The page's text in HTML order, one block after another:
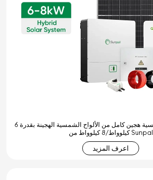
مورد نظام طاقة شمسية هجين كامل من الألواح الشمسية الهجينة بقدرة 6
كيلوواط/8 كيلوواط من Sunpal
اعرف المزيد